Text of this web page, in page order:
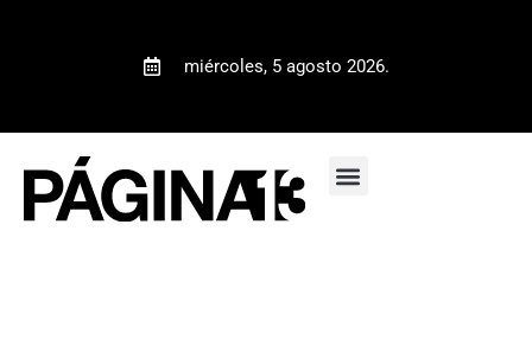
miércoles, 5 agosto 2026.